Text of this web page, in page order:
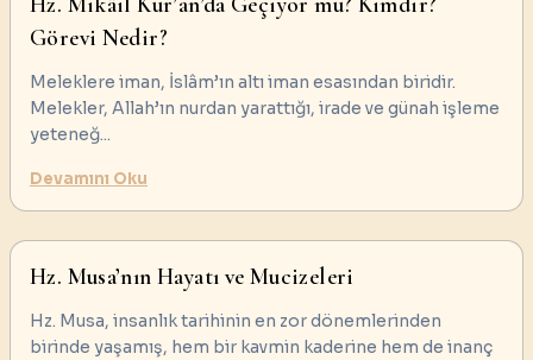
Görevi Nedir?
Meleklere iman, İslâm’ın altı iman esasından biridir.
Melekler, Allah’ın nurdan yarattığı, irade ve günah işleme
yeteneğ...
Devamını Oku
Hz. Musa’nın Hayatı ve Mucizeleri
Hz. Musa, insanlık tarihinin en zor dönemlerinden
birinde yaşamış, hem bir kavmin kaderine hem de inanç